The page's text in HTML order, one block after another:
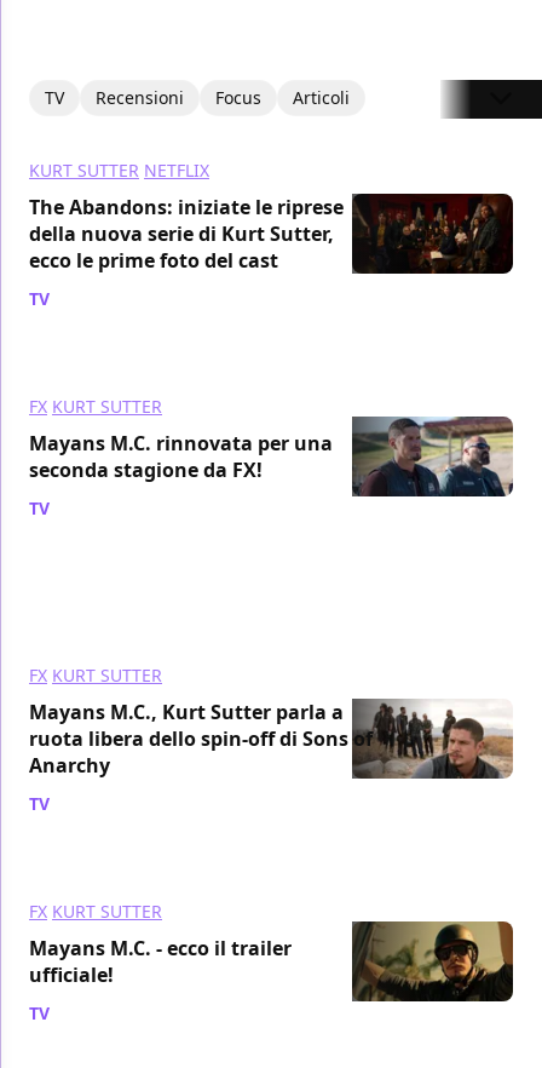
TV Recensioni Focus Articoli
KURT SUTTER NETFLIX
The Abandons: iniziate le riprese
della nuova serie di Kurt Sutter,
ecco le prime foto del cast
TV
FX KURT SUTTER
Mayans M.C. rinnovata per una
seconda stagione da FX!
TV
FX KURT SUTTER
Mayans M.C., Kurt Sutter parla a
ruota libera dello spin-off di Sons of
Anarchy
TV
FX KURT SUTTER
Mayans M.C. - ecco il trailer
ufficiale!
TV